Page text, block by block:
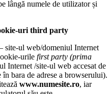
lângă numele de utilizator și
uri third party
site-ul web/domeniul Internet
urile first party (prima
Internet /site-ul web accesat de
bara de adrese a browserului).
www.numesite.ro, iar